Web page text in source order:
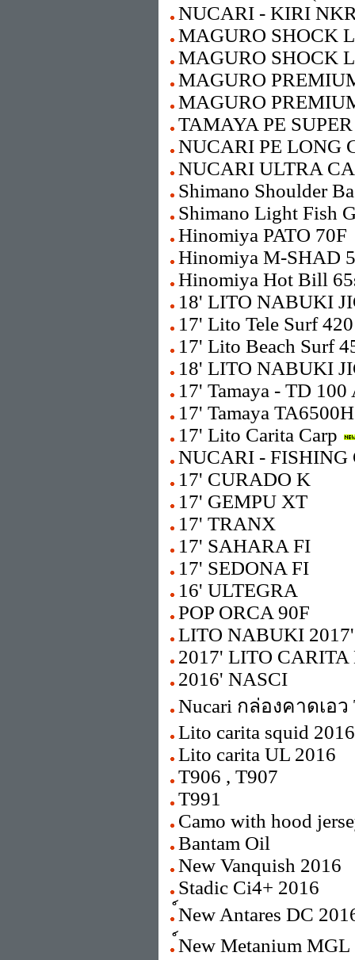
NUCARI - KIRI
MAGURO SHOCK
MAGURO SHOCK
MAGURO
MAGURO
TAMAYA PE
NUCARI PE LONG
NUCARI ULTRA
Shimano Shoulder
Shimano Light Fish
Hinomiya PATO 70F
Hinomiya M-SHAD
Hinomiya Hot Bill
18' LITO NABUKI
17' Lito Tele Surf 420
17' Lito Beach Surf
18' LITO NABUKI
17' Tamaya - TD
17' Tamaya
17' Lito Carita Carp
NUCARI - FISHING
17' CURADO K
17' GEMPU XT
17' TRANX
17' SAHARA FI
17' SEDONA FI
16' ULTEGRA
POP ORCA 90F
LITO NABUKI 2017'
2017' LITO CARITA
2016' NASCI
Nucari กล่องคาดเอว
Lito carita squid 2016
Lito carita UL 2016
T906 , T907
T991
Camo with hood
Bantam Oil
New Vanquish 2016
Stadic Ci4+ 2016
New Antares DC
์New Metanium MGL